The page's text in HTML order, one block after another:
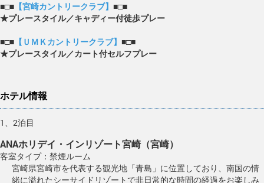
■□■ 【宮崎カントリークラブ】 ■□■
★プレースタイル／キャディー付徒歩プレー
■□■ 【ＵＭＫカントリークラブ】 ■□■
★プレースタイル／カート付セルフプレー
ホテル情報
1、2泊目
ANAホリデイ・インリゾート宮崎（宮崎）
客室タイプ：禁煙ルーム
宮崎県宮崎市を代表する観光地「青島」に位置しており、南国の情
緒に溢れたシーサイドリゾートで非日常的な時間の経過をお楽しみ